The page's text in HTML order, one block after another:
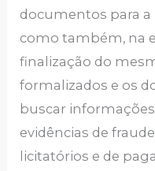
documentos para
como também, na
finalização do
formalizados e os
buscar
evidências de
licitatórios e de